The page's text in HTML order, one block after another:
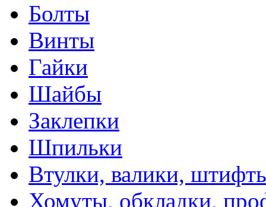
Болты
Винты
Гайки
Шайбы
Заклепки
Шпильки
Втулки, валики,
Хомуты, обкладки,